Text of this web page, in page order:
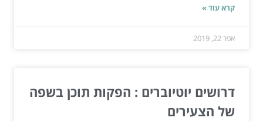
קרא עוד »
אפר 22, 2019
דרושים יוטיוברים : הפקות תוכן בשפה
של הצעירים